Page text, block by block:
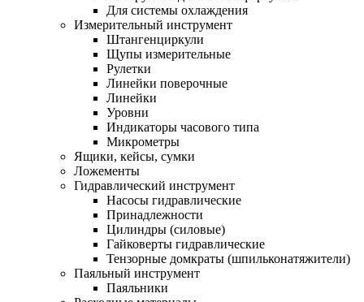
Для системы охлаждения
Измерительный инструмент
Штангенциркули
Щупы измерительные
Рулетки
Линейки поверочные
Линейки
Уровни
Индикаторы часового типа
Микрометры
Ящики, кейсы, сумки
Ложементы
Гидравлический инструмент
Насосы гидравлические
Принадлежности
Цилиндры (силовые)
Гайковерты гидравлические
Тензорные домкраты (шпильконатяжители)
Паяльный инструмент
Паяльники